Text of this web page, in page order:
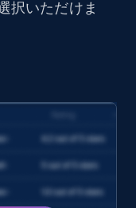
今すぐ購入
択いただけま